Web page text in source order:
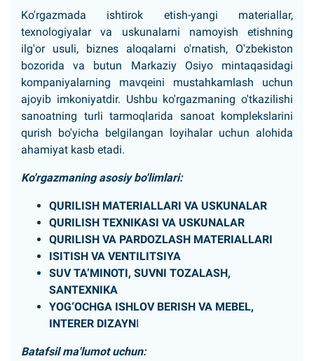
Ko'rgazmada ishtirok etish-yangi materiallar,
texnologiyalar va uskunalarni namoyish etishning
ilg'or usuli, biznes aloqalarni o'rnatish, O'zbekiston
bozorida va butun Markaziy Osiyo mintaqasidagi
kompaniyalarning mavqeini mustahkamlash uchun
ajoyib imkoniyatdir. Ushbu ko'rgazmaning o'tkazilishi
sanoatning turli tarmoqlarida sanoat komplekslarini
qurish bo'yicha belgilangan loyihalar uchun alohida
ahamiyat kasb etadi.
Ko'rgazmaning asosiy bo'limlari:
QURILISH MATЕRIALLARI VA USKUNALAR
QURILISH TЕXNIKASI VA USKUNALAR
QURILISH VA PARDOZLASH MATЕRIALLARI
ISITISH VA VЕNTILITSIYA
SUV TA’MINOTI, SUVNI TOZALASH,
SANTЕXNIKA
YOG‘OCHGA ISHLOV BЕRISH VA MЕBЕL,
INTЕRЕR DIZAYNI
Batafsil ma'lumot uchun: